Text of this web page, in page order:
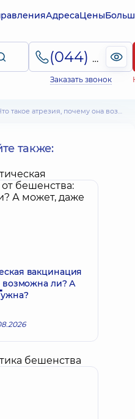
АдресаЦены
(044) 495-2-888
Заказать звонок
Что такое атрезия, почему она возникает и как ее лечить
также:
вакцинация
возможна ли? А